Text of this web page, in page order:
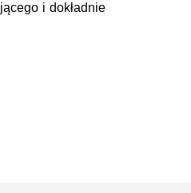
i dokładnie